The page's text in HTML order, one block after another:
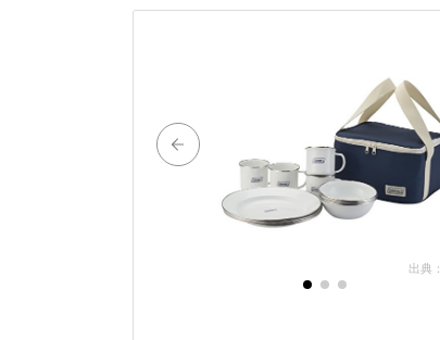
出典